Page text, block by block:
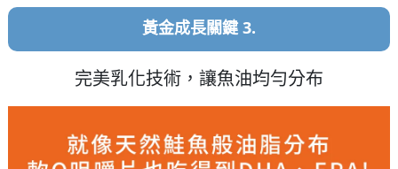
黃金成長關鍵 3.
完美乳化技術，讓魚油均勻分布